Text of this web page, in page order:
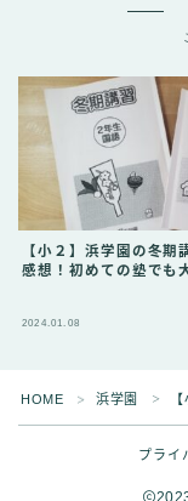
【小２】浜学園の冬期
感想！初めての塾でも
2024.01.08
HOME ＞ 浜学園 ＞
プライ